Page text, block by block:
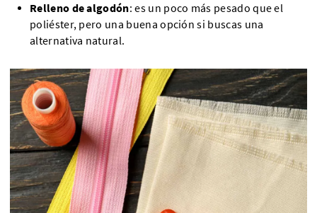
Relleno de algodón: es un poco más pesado que el
poliéster, pero una buena opción si buscas una
alternativa natural.